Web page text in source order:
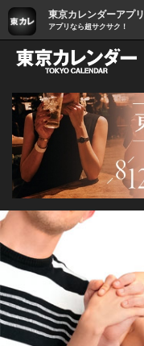
東京カレンダーアプリ
アプリなら超サクサク！